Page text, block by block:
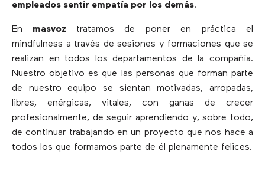
empleados sentir empatía por los demás.
En masvoz tratamos de poner en práctica el
mindfulness a través de sesiones y formaciones que se
realizan en todos los departamentos de la compañía.
Nuestro objetivo es que las personas que forman parte
de nuestro equipo se sientan motivadas, arropadas,
libres, enérgicas, vitales, con ganas de crecer
profesionalmente, de seguir aprendiendo y, sobre todo,
de continuar trabajando en un proyecto que nos hace a
todos los que formamos parte de él plenamente felices.